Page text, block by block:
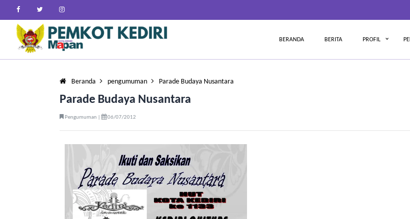
BERANDA BERITA PROFIL
Beranda pengumuman Parade Budaya Nusantara
Parade Budaya Nusantara
Pengumuman | 06/07/2012